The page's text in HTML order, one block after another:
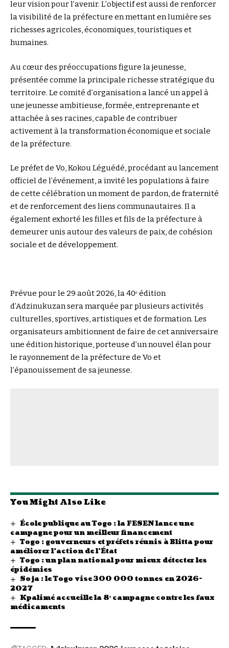
leur vision pour l’avenir. L’objectif est aussi de renforcer
la visibilité de la préfecture en mettant en lumière ses
richesses agricoles, économiques, touristiques et
humaines.
Au cœur des préoccupations figure la jeunesse,
présentée comme la principale richesse stratégique du
territoire. Le comité d’organisation a lancé un appel à
une jeunesse ambitieuse, formée, entreprenante et
attachée à ses racines, capable de contribuer
activement à la transformation économique et sociale
de la préfecture.
Le préfet de Vo, Kokou Léguédé, procédant au lancement
officiel de l’événement, a invité les populations à faire
de cette célébration un moment de pardon, de fraternité
et de renforcement des liens communautaires. Il a
également exhorté les filles et fils de la préfecture à
demeurer unis autour des valeurs de paix, de cohésion
sociale et de développement.
Prévue pour le 29 août 2026, la 40ᵉ édition
d’Adzinukuzan sera marquée par plusieurs activités
culturelles, sportives, artistiques et de formation. Les
organisateurs ambitionnent de faire de cet anniversaire
une édition historique, porteuse d’un nouvel élan pour
le rayonnement de la préfecture de Vo et
l’épanouissement de sa jeunesse.
You Might Also Like
École publique au Togo : la FESEN lance une
campagne pour un meilleur financement
Togo : gouverneurs et préfets réunis à Blitta pour
améliorer l’action de l’État
Togo : un plan national pour mieux détecter les
épidémies
Soja : le Togo vise 300 000 tonnes en 2026-
2027
Kpalimé accueille la 8ᵉ campagne contre les faux
médicaments